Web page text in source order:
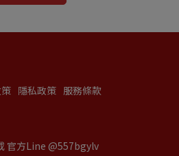
隱私政策 服務條款
官方Line @557bgylv